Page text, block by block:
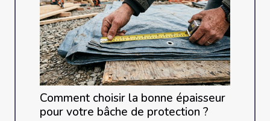
Comment choisir la bonne épaisseur
pour votre bâche de protection ?